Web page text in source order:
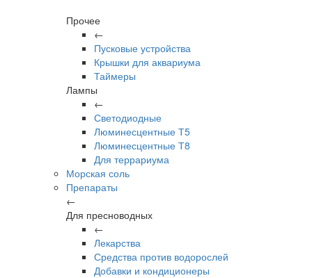
Прочее
←
Пусковые устройства
Крышки для аквариума
Таймеры
Лампы
←
Светодиодные
Люминесцентные Т5
Люминесцентные Т8
Для террариума
Морская соль
Препараты
←
Для пресноводных
←
Лекарства
Средства против водорослей
Добавки и кондиционеры